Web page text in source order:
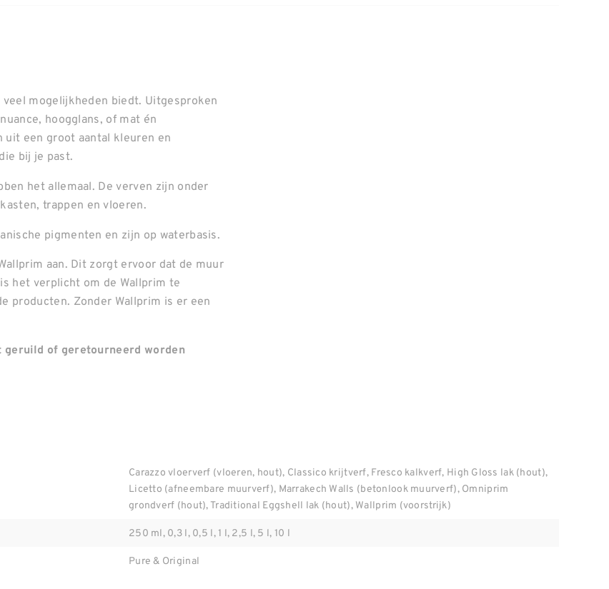
mogelijkheden biedt. Uitgesproken
hoogglans, of mat én
een groot aantal kleuren en
bij je past.
het allemaal. De verven zijn onder
trappen en vloeren.
pigmenten en zijn op waterbasis.
aan. Dit zorgt ervoor dat de muur
het verplicht om de Wallprim te
producten. Zonder Wallprim is er een
geruild of geretourneerd worden
Carazzo vloerverf (vloeren, hout), Classico krijtverf, Fresco kalkverf, High Gloss lak (hout),
Licetto (afneembare muurverf), Marrakech Walls (betonlook muurverf), Omniprim
grondverf (hout), Traditional Eggshell lak (hout), Wallprim (voorstrijk)
250 ml, 0,3 l, 0,5 l, 1 l, 2,5 l, 5 l, 10 l
Pure & Original